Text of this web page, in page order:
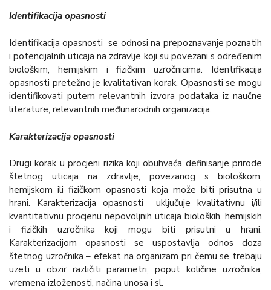
Identifikacija opasnosti
Identifikacija opasnosti se odnosi na prepoznavanje poznatih
i potencijalnih uticaja na zdravlje koji su povezani s određenim
biološkim, hemijskim i fizičkim uzročnicima. Identifikacija
opasnosti pretežno je kvalitativan korak. Opasnosti se mogu
identifikovati putem relevantnih izvora podataka iz naučne
literature, relevantnih međunarodnih organizacija.
Karakterizacija opasnosti
Drugi korak u procjeni rizika koji obuhvaća definisanje prirode
štetnog uticaja na zdravlje, povezanog s biološkom,
hemijskom ili fizičkom opasnosti koja može biti prisutna u
hrani. Karakterizacija opasnosti uključuje kvalitativnu i/ili
kvantitativnu procjenu nepovoljnih uticaja bioloških, hemijskih
i fizičkih uzročnika koji mogu biti prisutni u hrani.
Karakterizacijom opasnosti se uspostavlja odnos doza
štetnog uzročnika – efekat na organizam pri čemu se trebaju
uzeti u obzir različiti parametri, poput količine uzročnika,
vremena izloženosti, načina unosa i sl.